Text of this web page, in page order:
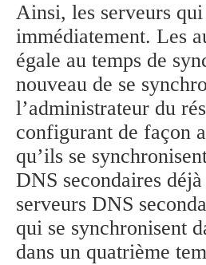
Ainsi, les serveurs
immédiatement. Les
égale au temps de
nouveau de se
l’administrateur du
configurant de façon
qu’ils se
DNS secondaires
serveurs DNS
qui se synchronisent
dans un quatrième